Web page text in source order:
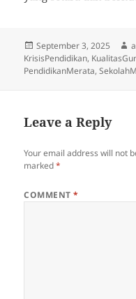
Posted
on
September 3, 2025
KrisisPendidikan,
PendidikanMerata,
Leave a Reply
Your email address will not
marked*
COMMENT*